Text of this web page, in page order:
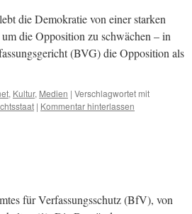
die Demokratie von einer starken
die Opposition zu schwächen – in
(BVG) die Opposition als
, Kultur, Medien | Verschlagwortet mit
| Kommentar hinterlassen
für Verfassungsschutz (BfV), von